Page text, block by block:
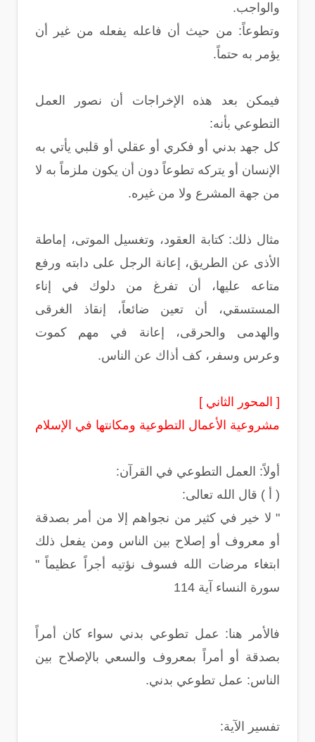
والواجب.
وتطوعاً: من حيث أن فاعله يفعله من غير أن
يؤمر به حتماً.
فيمكن بعد هذه الإخراجات أن نصور العمل
التطوعي بأنه:
كل جهد بدني أو فكري أو عقلي أو قلبي يأتي به
الإنسان أو يتركه تطوعاً دون أن يكون ملزماً به لا
من جهة المشرع ولا من غيره.
مثال ذلك: كتابة العقود، وتغسيل الموتى، إماطة
الأذى عن الطريق، إعانة الرجل على دابته ورفع
متاعه عليها، أن تفرغ من دلوك في إناء
المستسقي، أن تعين ضائعاً، إنقاذ الغرقى
والهدمى والحرقى، إعانة في مهم كموت
وعرس وسفر، كف أذاك عن الناس.
[ المحور الثاني ]
مشروعية الأعمال التطوعية ومكانتها في الإسلام
أولاً: العمل التطوعي في القرآن:
( أ ) قال الله تعالى:
" لا خير في كثير من نجواهم إلا من أمر بصدقة
أو معروف أو إصلاح بين الناس ومن يفعل ذلك
ابتغاء مرضات الله فسوف نؤتيه أجراً عظيماً "
سورة النساء آية 114
فالأمر هنا: عمل تطوعي بدني سواء كان أمراً
بصدقة أو أمراً بمعروف والسعي بالإصلاح بين
الناس: عمل تطوعي بدني.
تفسير الآية: